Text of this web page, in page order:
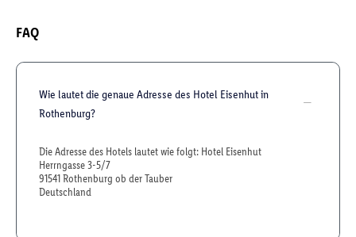
FAQ
Wie lautet die genaue Adresse des Hotel Eisenhut in
Rothenburg?
Die Adresse des Hotels lautet wie folgt: Hotel Eisenhut
Herrngasse 3-5/7
91541 Rothenburg ob der Tauber
Deutschland